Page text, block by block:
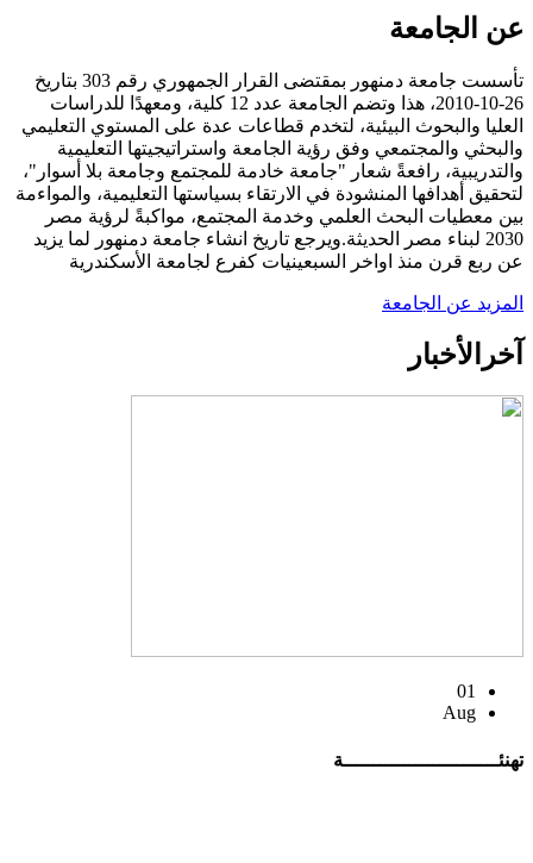
عن الجامعة
تأسست جامعة دمنهور بمقتضى القرار الجمهوري رقم 303 بتاريخ
26-10-2010، هذا وتضم الجامعة عدد 12 كلية، ومعهدًا للدراسات
العليا والبحوث البيئية، لتخدم قطاعات عدة على المستوي التعليمي
والبحثي والمجتمعي وفق رؤية الجامعة واستراتيجيتها التعليمية
والتدريبية، رافعةً شعار "جامعة خادمة للمجتمع وجامعة بلا أسوار"،
لتحقيق أهدافها المنشودة في الارتقاء بسياستها التعليمية، والمواءمة
بين معطيات البحث العلمي وخدمة المجتمع، مواكبةً لرؤية مصر
2030 لبناء مصر الحديثة.ويرجع تاريخ انشاء جامعة دمنهور لما يزيد
عن ربع قرن منذ اواخر السبعينيات كفرع لجامعة الأسكندرية
المزيد عن الجامعة
آخر الأخبار
01
Aug
تهنئــــــــــــــــــــــــــة